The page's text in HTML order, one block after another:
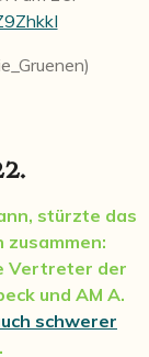
stürzte das
Vertreter der
und AM A.
schwerer